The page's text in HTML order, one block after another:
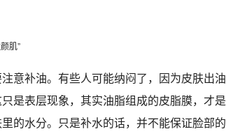
意补油。有些人可能纳闷了，因为皮肤出油
是表层现象，其实油脂组成的皮脂膜，才是
的水分。只是补水的话，并不能保证脸部的